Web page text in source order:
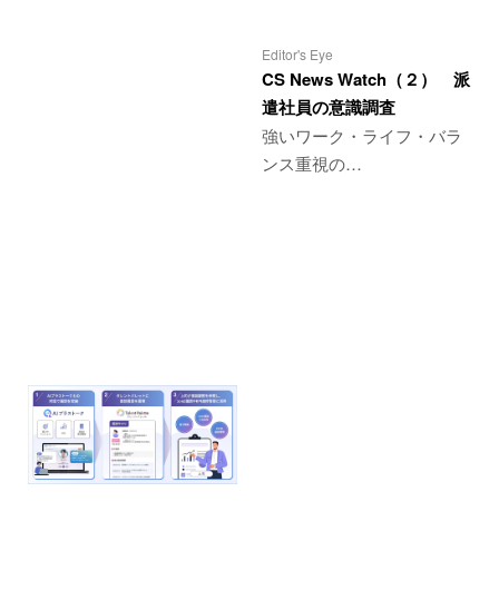
Editor's Eye
CS News Watch（２） 派
遣社員の意識調査
強いワーク・ライフ・バラ
ンス重視の…